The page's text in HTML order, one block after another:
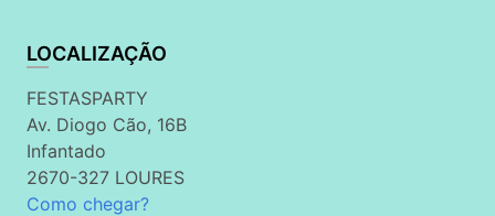
LOCALIZAÇÃO
FESTASPARTY
Av. Diogo Cão, 16B
Infantado
2670-327 LOURES
Como chegar?